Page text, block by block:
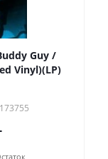
Guy /
Vinyl)(LP)